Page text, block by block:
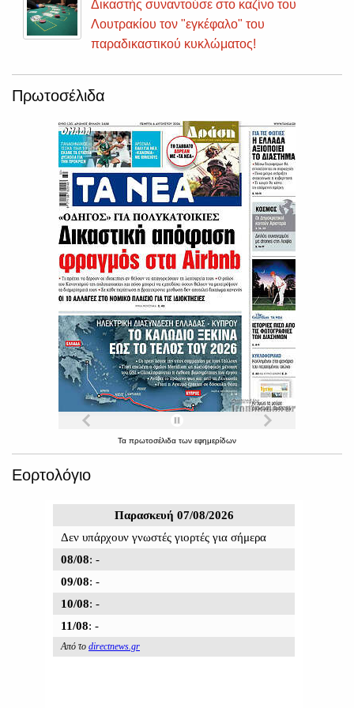
''ΚΥΠατζής'' είναι ο κομιστής της ανώνυμης
επιστολής για τα στημένα παιχνίδια
Πρωτοσέλιδα
Τα πρωτοσέλιδα των εφημερίδων
Εορτολόγιο